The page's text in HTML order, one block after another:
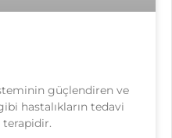
güçlendiren ve
hastalıkların tedavi